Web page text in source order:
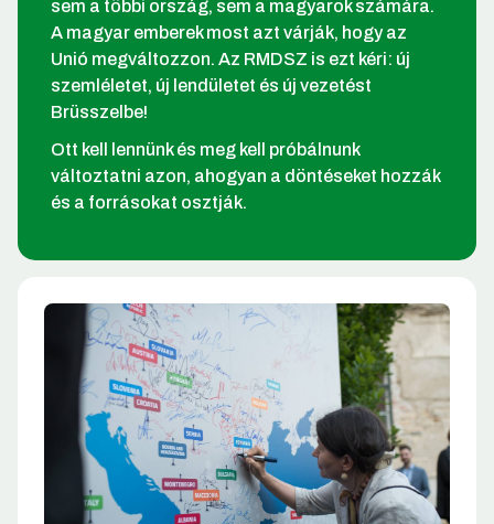
sem a többi ország, sem a magyarok számára.
A magyar emberek most azt várják, hogy az
Unió megváltozzon. Az RMDSZ is ezt kéri: új
szemléletet, új lendületet és új vezetést
Brüsszelbe!
Ott kell lennünk és meg kell próbálnunk
változtatni azon, ahogyan a döntéseket hozzák
és a forrásokat osztják.